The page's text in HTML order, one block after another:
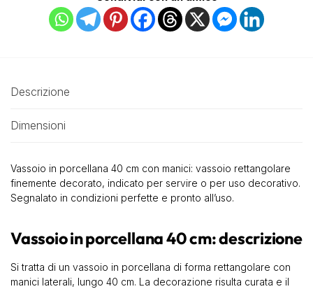
Descrizione
Dimensioni
Vassoio in porcellana 40 cm con manici: vassoio rettangolare
finemente decorato, indicato per servire o per uso decorativo.
Segnalato in condizioni perfette e pronto all’uso.
Vassoio in porcellana 40 cm: descrizione
Si tratta di un vassoio in porcellana di forma rettangolare con
manici laterali, lungo 40 cm. La decorazione risulta curata e il